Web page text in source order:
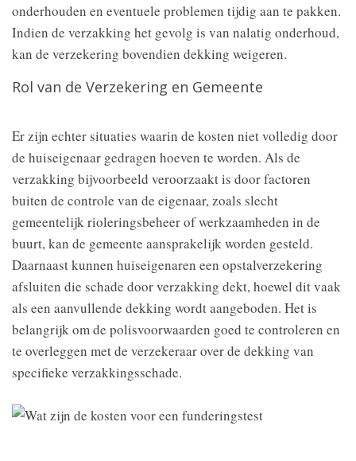
onderhouden en eventuele problemen tijdig aan te pakken.
Indien de verzakking het gevolg is van nalatig onderhoud,
kan de verzekering bovendien dekking weigeren.
Rol van de Verzekering en Gemeente
Er zijn echter situaties waarin de kosten niet volledig door
de huiseigenaar gedragen hoeven te worden. Als de
verzakking bijvoorbeeld veroorzaakt is door factoren
buiten de controle van de eigenaar, zoals slecht
gemeentelijk rioleringsbeheer of werkzaamheden in de
buurt, kan de gemeente aansprakelijk worden gesteld.
Daarnaast kunnen huiseigenaren een opstalverzekering
afsluiten die schade door verzakking dekt, hoewel dit vaak
als een aanvullende dekking wordt aangeboden. Het is
belangrijk om de polisvoorwaarden goed te controleren en
te overleggen met de verzekeraar over de dekking van
specifieke verzakkingsschade.